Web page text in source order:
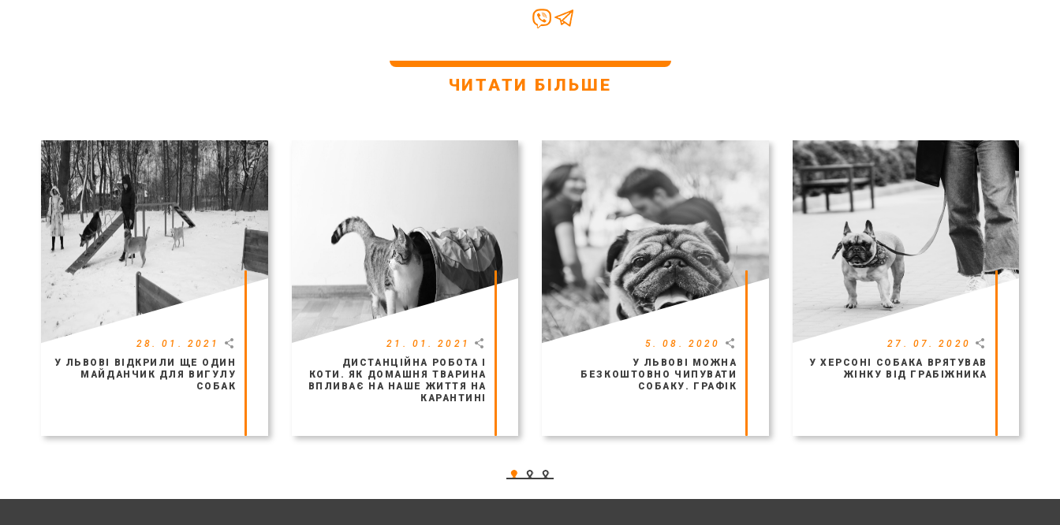
ЧИТАТИ БІЛЬШЕ
28. 01. 2021
У ЛЬВОВІ ВІДКРИЛИ ЩЕ ОДИН
МАЙДАНЧИК ДЛЯ ВИГУЛУ
СОБАК
21. 01. 2021
ДИСТАНЦІЙНА РОБОТА І
КОТИ. ЯК ДОМАШНЯ ТВАРИНА
ВПЛИВАЄ НА НАШЕ ЖИТТЯ НА
КАРАНТИНІ
5. 08. 2020
У ЛЬВОВІ МОЖНА
БЕЗКОШТОВНО ЧИПУВАТИ
СОБАКУ. ГРАФІК
27. 07. 2020
У ХЕРСОНІ СОБАКА ВРЯТУВАВ
ЖІНКУ ВІД ГРАБІЖНИКА